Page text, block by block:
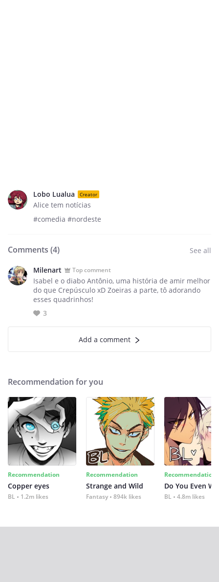
Lobo Lualua Creator
Alice tem notícias
#comedia #nordeste
Comments (4) See all
Milenart Top comment
Isabel e o diabo Antônio, uma história de amir melhor
do que Crepúsculo xD Zoeiras a parte, tô adorando
esses quadrinhos!
3
Add a comment
Recommendation for you
Recommendation
Copper eyes
BL 1.2m likes
Recommendation
Strange and Wild
Fantasy 894k likes
Recommendation
Do You Even
BL 4.8m likes